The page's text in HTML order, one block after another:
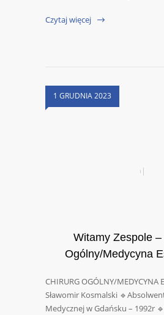
Czytaj więcej
1 GRUDNIA 2023
Witamy Zespole –
Ogólny/Medycyna
CHIRURG OGÓLNY/MEDYCYNA
Sławomir Kosmalski
Medycznej w Gdańsku – 1992r